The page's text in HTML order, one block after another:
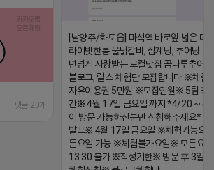
[남양주/화도읍] 마석역 바로앞 넓은 매
라이빗한룸 물닭갈비, 삼계탕, 추어탕 맛
년넘게 사랑받는 로컬맛집 곰나루추어
블로그, 릴스 체험단 모집합니다 ※체험
자유이용권 5만원 ※모집인원※ 5팀 ※
간※ 4월 17일 금요일 까지 *4/20 ~ 4/
이 방문 가능하신분만 신청해주세요* ※
발표※ 4월 17일 금요일 ※체험가능요
든요일 가능 ※체험불가요일※ 모든요
13:30 불가 ※작성기한※ 방문 후 3일
댓글:20개